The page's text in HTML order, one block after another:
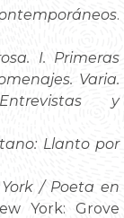
.
I. Primeras
Varia.
y
Llanto por
/ Poeta en
York: Grove